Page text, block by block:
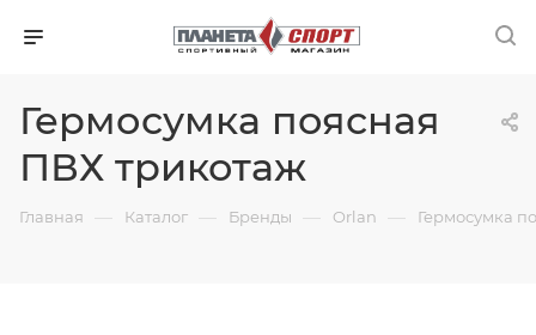
Гермосумка поясная
ПВХ трикотаж
Главная — Каталог — Бренды — Orlan — Гермосумка